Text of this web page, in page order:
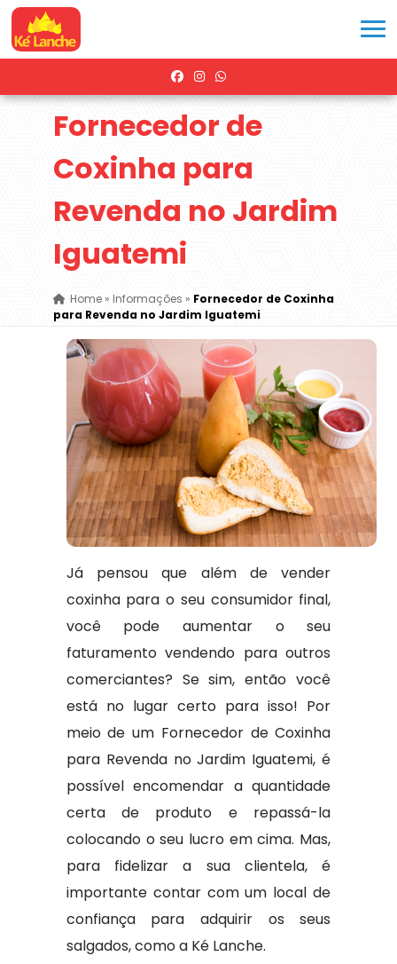
Fornecedor de
Coxinha para
Revenda no Jardim
Iguatemi
Home» Informações » Fornecedor de Coxinha
para Revenda no Jardim Iguatemi
Já pensou que além de vender
coxinha para o seu consumidor final,
você pode aumentar o seu
faturamento vendendo para outros
comerciantes? Se sim, então você
está no lugar certo para isso! Por
meio de um Fornecedor de Coxinha
para Revenda no Jardim Iguatemi, é
possível encomendar a quantidade
certa de produto e repassá-la
colocando o seu lucro em cima. Mas,
para fidelizar a sua clientela, é
importante contar com um local de
confiança para adquirir os seus
salgados, como a Ké Lanche.